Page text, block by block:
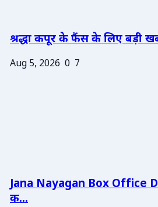
श्रद्धा कपूर के फैंस के लिए बड़ी
Aug 5, 2026 0 7
Jana Nayagan Box Office
क...